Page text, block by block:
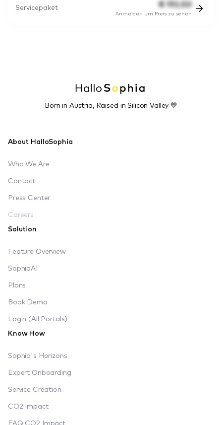
Servicepaket € 192.50
Anmelden um Preis zu sehen